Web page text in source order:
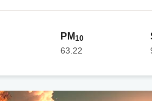
PM10
63.22